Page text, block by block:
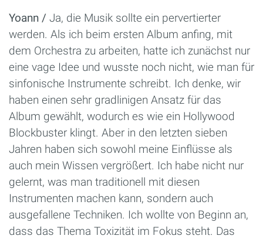
Yoann / Ja, die Musik sollte ein pervertierter
werden. Als ich beim ersten Album anfing, mit
dem Orchestra zu arbeiten, hatte ich zunächst nur
eine vage Idee und wusste noch nicht, wie man für
sinfonische Instrumente schreibt. Ich denke, wir
haben einen sehr gradlinigen Ansatz für das
Album gewählt, wodurch es wie ein Hollywood
Blockbuster klingt. Aber in den letzten sieben
Jahren haben sich sowohl meine Einflüsse als
auch mein Wissen vergrößert. Ich habe nicht nur
gelernt, was man traditionell mit diesen
Instrumenten machen kann, sondern auch
ausgefallene Techniken. Ich wollte von Beginn an,
dass das Thema Toxizität im Fokus steht. Das